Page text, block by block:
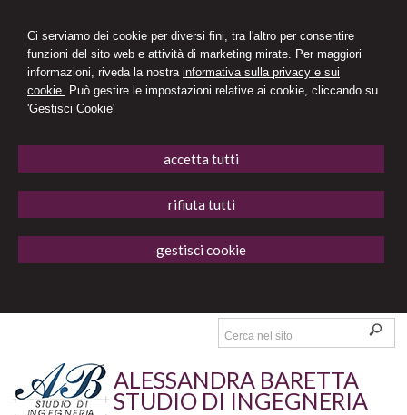
Ci serviamo dei cookie per diversi fini, tra l'altro per consentire
funzioni del sito web e attività di marketing mirate. Per maggiori
informazioni, riveda la nostra informativa sulla privacy e sui
cookie. Può gestire le impostazioni relative ai cookie, cliccando su
'Gestisci Cookie'
accetta tutti
rifiuta tutti
gestisci cookie
ALESSANDRA BARETTA
STUDIO DI INGEGNERIA